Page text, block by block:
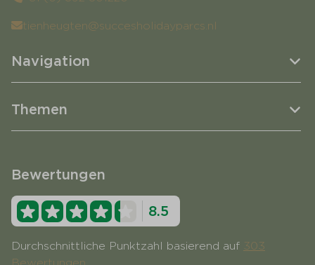
tienheugten@succesholidayparcs.nl
Navigation
Themen
Bewertungen
8.5
Durchschnittliche Punktzahl basierend auf 303